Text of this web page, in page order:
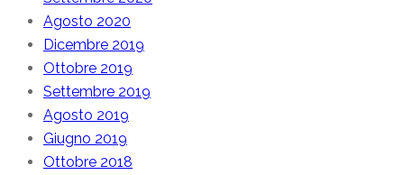
Agosto 2020
Dicembre 2019
Ottobre 2019
Settembre 2019
Agosto 2019
Giugno 2019
Ottobre 2018